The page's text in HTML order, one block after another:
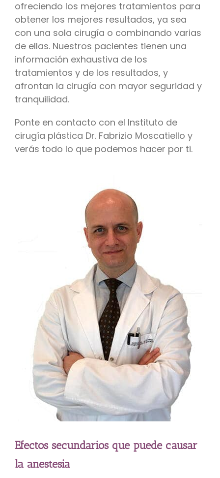
ofreciendo los mejores tratamientos para
obtener los mejores resultados, ya sea
con una sola cirugía o combinando varias
de ellas. Nuestros pacientes tienen una
información exhaustiva de los
tratamientos y de los resultados, y
afrontan la cirugía con mayor seguridad y
tranquilidad.
Ponte en contacto con el Instituto de
cirugía plástica Dr. Fabrizio Moscatiello y
verás todo lo que podemos hacer por ti.
Efectos secundarios que puede causar
la anestesia